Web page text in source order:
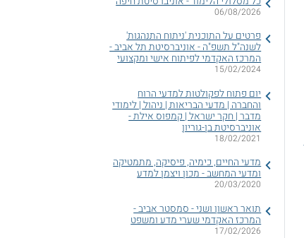
06/08/2026
פרטים על התוכנית 'ניתוח התנהגות'
לשנה"ל תשפ"ה - אוניברסיטת תל אביב -
המרכז האקדמי לפיתוח אישי ומקצועי
15/02/2024
יום פתוח לפקולטות למדעי הרוח
והחברה | מדעי הבריאות | ניהול | לימודי
מדבר | חקר ישראל | קמפוס אילת -
אוניברסיטת בן-גוריון
18/02/2021
מדעי החיים, כימיה, פיסיקה, מתמטיקה
ומדעי המחשב - מכון ויצמן למדע
20/03/2020
תואר ראשון ושני - סמסטר אביב -
המרכז האקדמי שערי מדע ומשפט
17/02/2026